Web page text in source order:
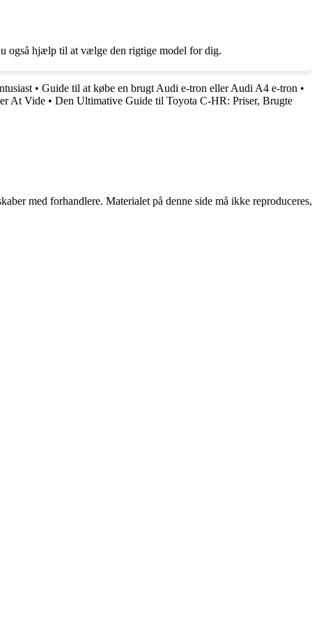
også hjælp til at vælge den rigtige model for dig.
• Guide til at købe en brugt Audi e-tron eller Audi A4 e-tron •
At Vide • Den Ultimative Guide til Toyota C-HR: Priser, Brugte
med forhandlere. Materialet på denne side må ikke reproduceres,